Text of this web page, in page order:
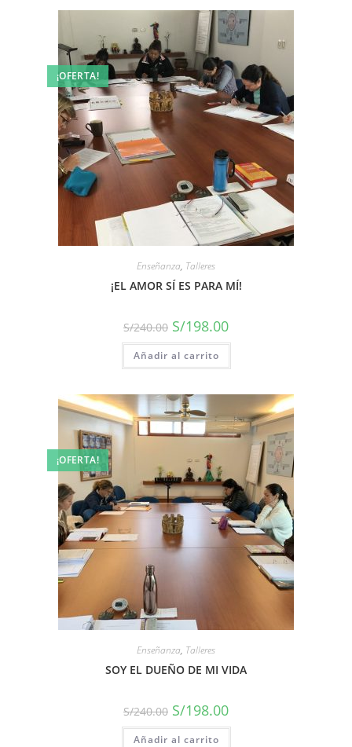
¡OFERTA!
Enseñanza, Talleres
¡EL AMOR SÍ ES PARA MÍ!
S/240.00 S/198.00
Añadir al carrito
¡OFERTA!
Enseñanza, Talleres
SOY EL DUEÑO DE MI VIDA
S/240.00 S/198.00
Añadir al carrito